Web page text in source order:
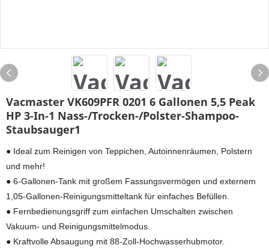
Vacmaster VK609PFR 0201 6 Gallonen 5,5 Peak
HP 3-In-1 Nass-/Trocken-/Polster-Shampoo-
Staubsauger1
● Ideal zum Reinigen von Teppichen, Autoinnenräumen, Polstern
und mehr!
● 6-Gallonen-Tank mit großem Fassungsvermögen und externem
1,05-Gallonen-Reinigungsmitteltank für einfaches Befüllen.
● Fernbedienungsgriff zum einfachen Umschalten zwischen
Vakuum- und Reinigungsmittelmodus.
● Kraftvolle Absaugung mit 88-Zoll-Hochwasserhubmotor.